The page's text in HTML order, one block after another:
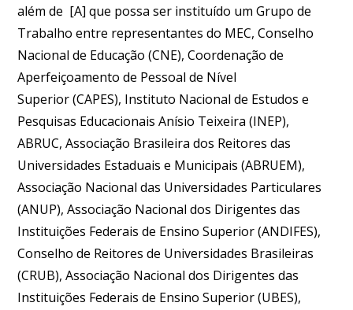
além de [A] que possa ser instituído um Grupo de
Trabalho entre representantes do MEC, Conselho
Nacional de Educação (CNE), Coordenação de
Aperfeiçoamento de Pessoal de Nível
Superior (CAPES), Instituto Nacional de Estudos e
Pesquisas Educacionais Anísio Teixeira (INEP),
ABRUC, Associação Brasileira dos Reitores das
Universidades Estaduais e Municipais (ABRUEM),
Associação Nacional das Universidades Particulares
(ANUP), Associação Nacional dos Dirigentes das
Instituições Federais de Ensino Superior (ANDIFES),
Conselho de Reitores de Universidades Brasileiras
(CRUB), Associação Nacional dos Dirigentes das
Instituições Federais de Ensino Superior (UBES),